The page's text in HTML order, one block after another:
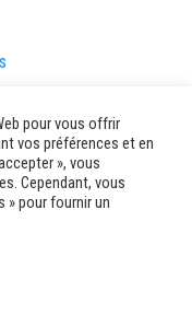
pour vous offrir
vos préférences et en
», vous
Cependant, vous
» pour fournir un